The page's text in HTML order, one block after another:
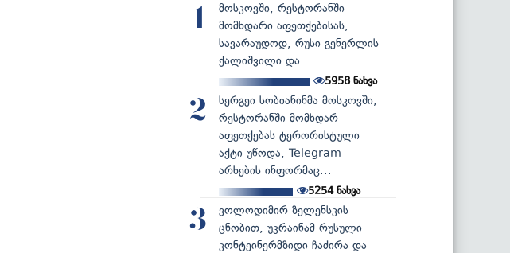
1
მოსკოვში, რესტორანში
მომხდარი აფეთქებისას,
სავარაუდოდ, რუსი გენერლის
ქალიშვილი და...
5958 ნახვა
2
სერგეი სობიანინმა მოსკოვში,
რესტორანში მომხდარ
აფეთქებას ტერორისტული
აქტი უწოდა, Telegram-
არხების ინფორმაც...
5254ნახვა
3
ვოლოდიმირ ზელენსკის
ცნობით, უკრაინამ რუსული
კონტეინერმზიდი ჩაძირა და